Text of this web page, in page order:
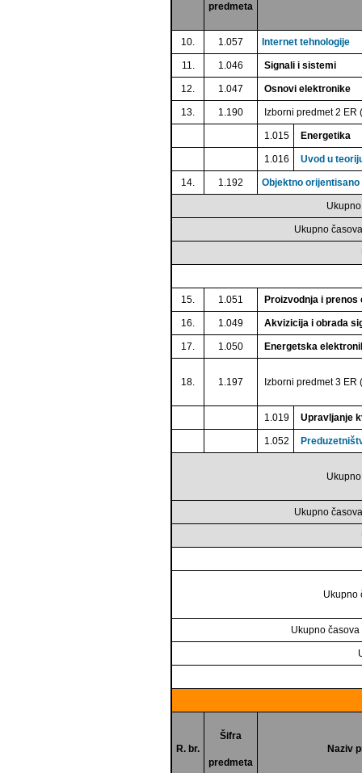
predmeta
10. 1.057 Internet tehnologije
11. 1.046 Signali i sistemi
12. 1.047 Osnovi elektronike
13. 1.190 Izborni predmet 2 ER
1.015 Energetika
1.016 Uvod u
14. 1.192 Objektno
Ukupno
15. 1.051 Proizvodnja i
16. 1.049 Akvizicija i obrada
17. 1.050 Energetska
18. 1.197 Izborni predmet 3 ER
1.019 Upravljanje
1.052
Ukupno
Ukupno
Ukupno
R. br.
Šifra
predmeta
Naziv